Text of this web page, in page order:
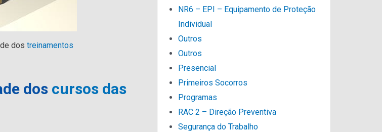
dos treinamentos
dos cursos das
NR6 – EPI – Equipamento de Proteção
Individual
Outros
Outros
Presencial
Primeiros Socorros
Programas
RAC 2 – Direção Preventiva
Segurança do Trabalho